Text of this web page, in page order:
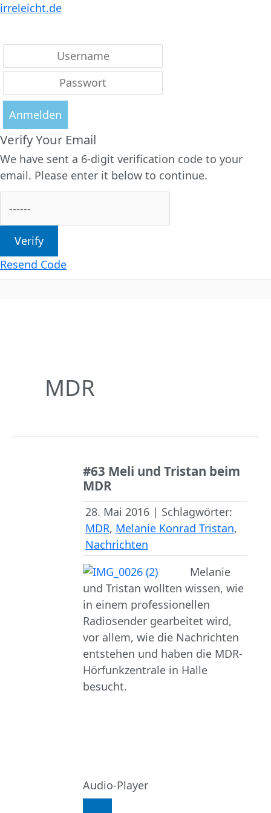
irreleicht.de
Anmelden
Verify Your Email
We have sent a 6-digit verification code to your
email. Please enter it below to continue.
Verify
Resend Code
MDR
#63 Meli und Tristan beim
MDR
28. Mai 2016 | Schlagwörter:
MDR, Melanie Konrad Tristan,
Nachrichten
Melanie
und Tristan wollten wissen, wie
in einem professionellen
Radiosender gearbeitet wird,
vor allem, wie die Nachrichten
entstehen und haben die MDR-
Hörfunkzentrale in Halle
besucht.
Audio-Player